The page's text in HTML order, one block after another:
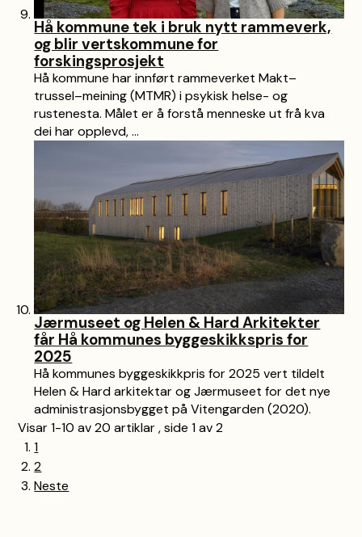
Hå kommune tek i bruk nytt rammeverk,
og blir vertskommune for
forskingsprosjekt
Hå kommune har innført rammeverket Makt–
trussel–meining (MTMR) i psykisk helse- og
rustenesta. Målet er å forstå menneske ut frå kva
dei har opplevd, ...
Jærmuseet og Helen & Hard Arkitekter
får Hå kommunes byggeskikkspris for
2025
Hå kommunes byggeskikkpris for 2025 vert tildelt
Helen & Hard arkitektar og Jærmuseet for det nye
administrasjonsbygget på Vitengarden (2020).
Visar1-10 av20 artiklar ,side1av2
1
2
Neste